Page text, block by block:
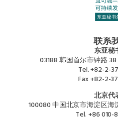
联系
东亚秘
03188 韩国首尔市钟路
Tel.+82-2-
Fax+82-2-
北京代
100080 中国北京市海淀区
Tel. +86 010-